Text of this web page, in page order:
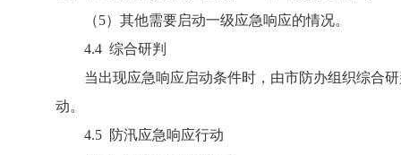
（5）其他需要启动一级应急响应的情况。
4.4 综合研判
当出现应急响应启动条件时，由市防办组织综合研
动。
4.5 防汛应急响应行动